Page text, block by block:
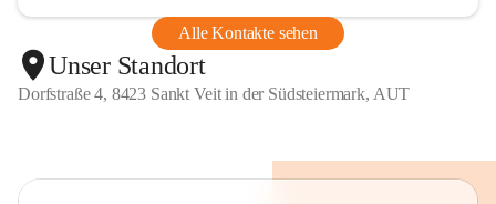
Alle Kontakte sehen
Unser Standort
Dorfstraße 4, 8423 Sankt Veit in der Südsteiermark, AUT